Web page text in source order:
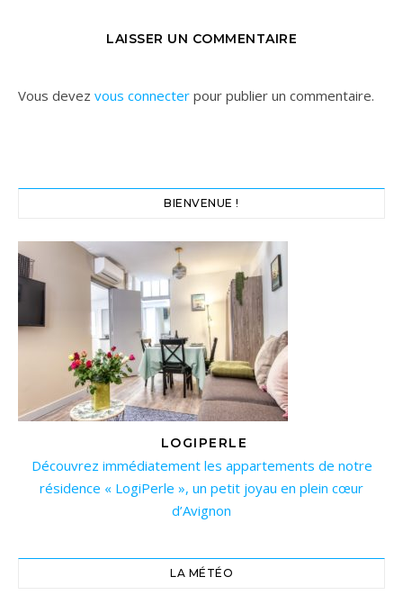
LAISSER UN COMMENTAIRE
Vous devez vous connecter pour publier un commentaire.
BIENVENUE !
LOGIPERLE
Découvrez immédiatement les appartements de notre
résidence « LogiPerle », un petit joyau en plein cœur
d’Avignon
LA MÉTÉO